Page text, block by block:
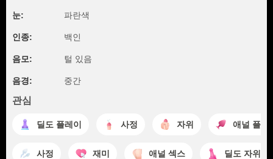
눈: 파란색
인종: 백인
음모: 털 있음
음경: 중간
관심
딜도 플레이 사정 자위 애널 플레
사정 재미 애널 섹스 딜도 자위